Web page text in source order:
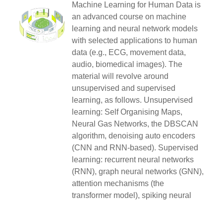
Machine Learning for Human Data is
an advanced course on machine
learning and neural network models
with selected applications to human
data (e.g., ECG, movement data,
audio, biomedical images). The
material will revolve around
unsupervised and supervised
learning, as follows. Unsupervised
learning: Self Organising Maps,
Neural Gas Networks, the DBSCAN
algorithm, denoising auto encoders
(CNN and RNN-based). Supervised
learning: recurrent neural networks
(RNN), graph neural networks (GNN),
attention mechanisms (the
transformer model), spiking neural